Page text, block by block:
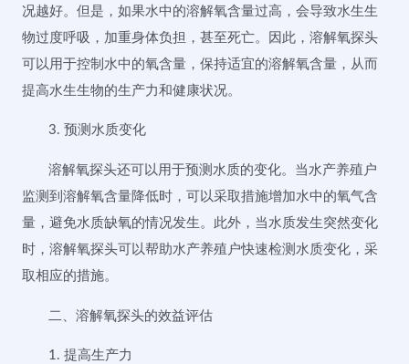
况越好。但是，如果水中的溶解氧含量过高，会导致水生生
物过度呼吸，加重身体负担，甚至死亡。因此，溶解氧探头
可以用于控制水中的氧含量，保持适宜的溶解氧含量，从而
提高水生生物的生产力和健康状况。
3. 预测水质变化
溶解氧探头还可以用于预测水质的变化。当水产养殖户
监测到溶解氧含量降低时，可以采取措施增加水中的氧气含
量，避免水质缺氧的情况发生。此外，当水质发生突然变化
时，溶解氧探头可以帮助水产养殖户快速检测水质变化，采
取相应的措施。
二、溶解氧探头的效益评估
1. 提高生产力